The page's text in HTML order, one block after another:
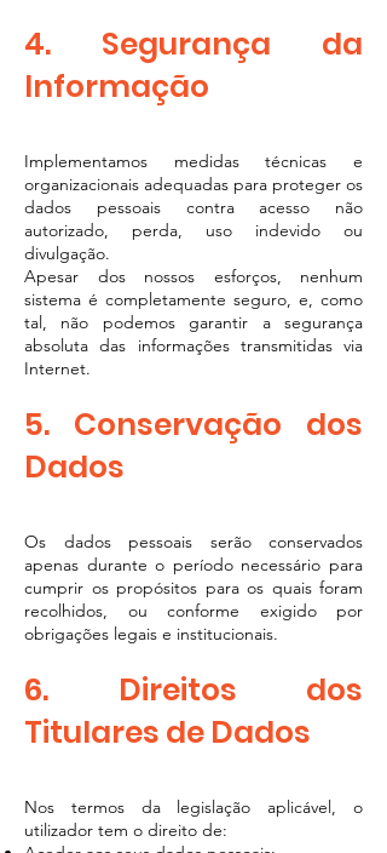
4. Segurança da
Informação
Implementamos medidas técnicas e
organizacionais adequadas para proteger os
dados pessoais contra acesso não
autorizado, perda, uso indevido ou
divulgação.
Apesar dos nossos esforços, nenhum
sistema é completamente seguro, e, como
tal, não podemos garantir a segurança
absoluta das informações transmitidas via
Internet.
5. Conservação dos
Dados
Os dados pessoais serão conservados
apenas durante o período necessário para
cumprir os propósitos para os quais foram
recolhidos, ou conforme exigido por
obrigações legais e institucionais.
6. Direitos dos
Titulares de Dados
Nos termos da legislação aplicável, o
utilizador tem o direito de: